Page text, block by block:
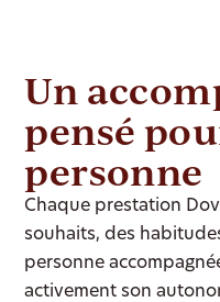
Un
pensé
personne
Chaque prestation
souhaits, des
personne
activement son